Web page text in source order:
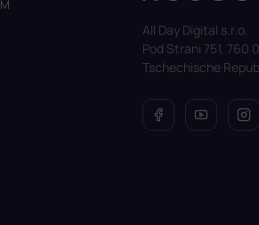
All Day Digital s.r.o.
Pod Strani 751, 760
Tschechische